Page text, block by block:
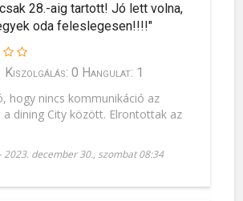
28.-aig tartott! Jó lett volna,
oda feleslegesen!!!!"
Kiszolgálás: 0 Hangulat: 1
hogy nincs kommunikáció az
dining City között. Elrontottak az
-2023. december 30., szombat 08:34